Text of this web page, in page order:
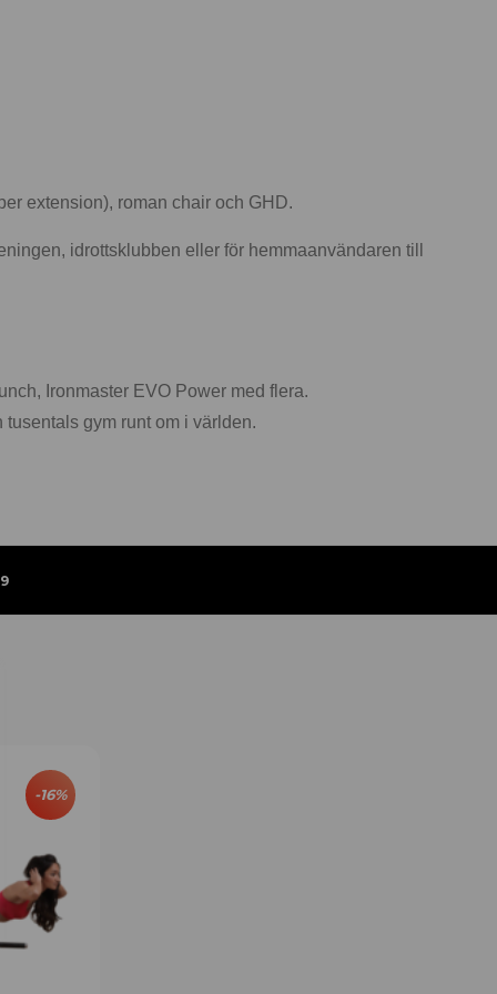
extension), roman chair och GHD.
idrottsklubben eller för hemmaanvändaren till
Ironmaster EVO Power med flera.
gym runt om i världen.
-16%